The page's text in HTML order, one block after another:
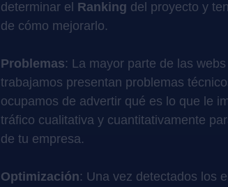
determinar el Ranking del proyecto y
de cómo mejorarlo.
Problemas: La mayor parte de las
trabajamos presentan problemas
ocupamos de advertir qué es lo que le
tráfico cualitativa y cuantitativamente
de tu empresa.
Optimización: Una vez detectados los